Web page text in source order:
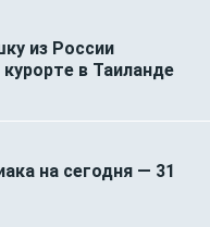
из России
в Таиланде
на сегодня — 31